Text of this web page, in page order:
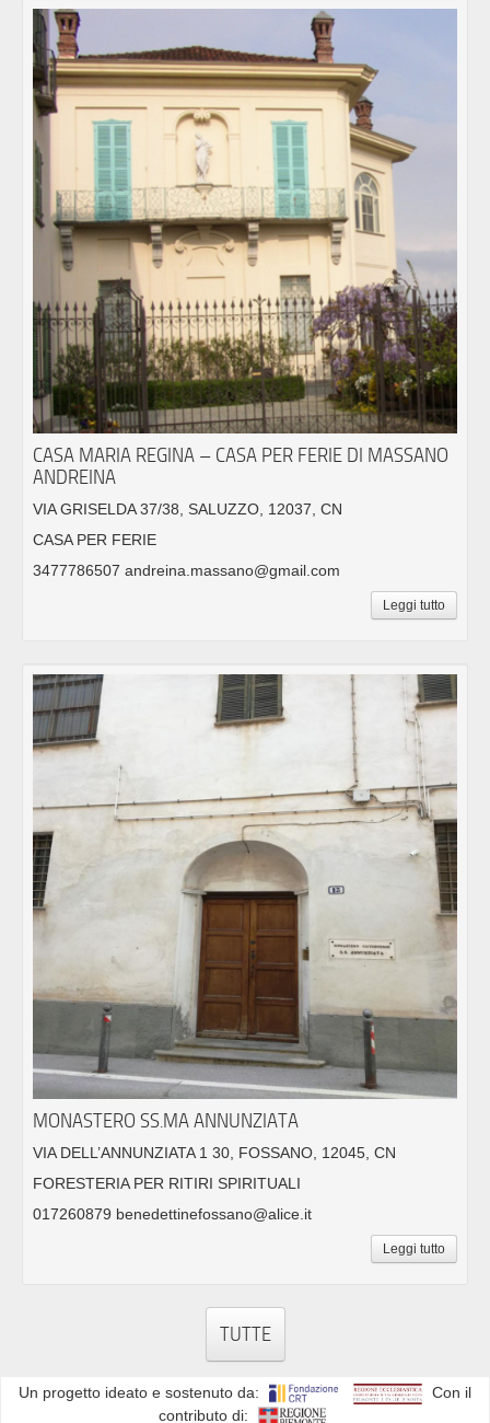
CASA MARIA REGINA – CASA PER FERIE DI MASSANO
ANDREINA
VIA GRISELDA 37/38, SALUZZO, 12037, CN
CASA PER FERIE
3477786507 andreina.massano@gmail.com
Leggi tutto
MONASTERO SS.MA ANNUNZIATA
VIA DELL’ANNUNZIATA 1 30, FOSSANO, 12045, CN
FORESTERIA PER RITIRI SPIRITUALI
017260879 benedettinefossano@alice.it
Leggi tutto
TUTTE
Un progetto ideato e sostenuto da:
Con il
contributo di: